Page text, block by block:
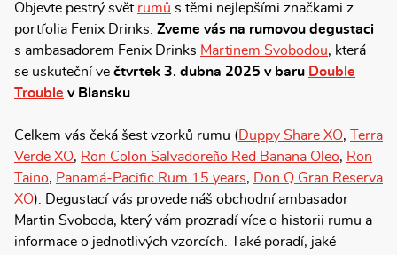
Objevte pestrý svět rumů s těmi nejlepšími značkami z
portfolia Fenix Drinks. Zveme vás na rumovou degustaci
s ambasadorem Fenix Drinks Martinem Svobodou, která
se uskuteční ve čtvrtek 3. dubna 2025 v baru Double
Trouble v Blansku
Celkem vás čeká šest vzorků rumu ( Duppy Share XO,
Terra
Verde XO, Ron Colon Salvadoreño Red Banana Oleo, Ron
Taino, Panamá-Pacific Rum 15 years,
Don Q Gran Reserva
XO). Degustací vás provede náš obchodní ambasador
Martin Svoboda, který vám prozradí více o historii rumu a
informace o jednotlivých vzorcích. Také poradí, jaké